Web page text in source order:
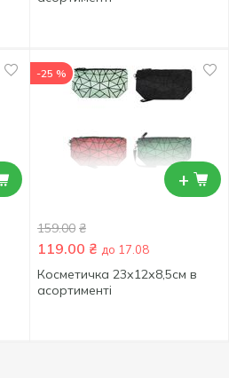
+
-25 %
159.00 ₴
119.00 ₴ до 17.08
Косметичка 23х12х8,5см в
асортименті